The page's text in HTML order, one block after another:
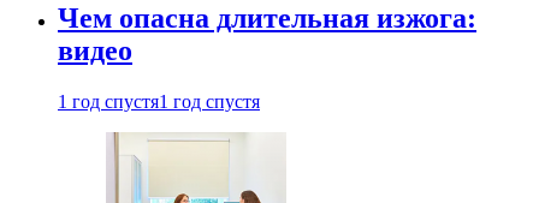
Чем опасна длительная изжога:
видео
1 год спустя1 год спустя